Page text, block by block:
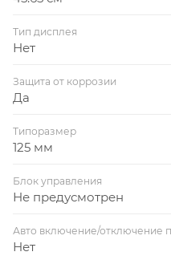
Тип дисплея
Нет
Защита от коррозии
Да
Типоразмер
125 мм
Блок управления
Не предусмотрен
Авто включение/отключение
Нет